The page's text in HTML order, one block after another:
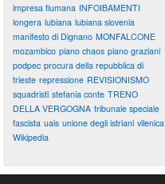
impresa fiumana INFOIBAMENTI
longera lubiana lubiana slovenia
manifesto di Dignano MONFALCONE
mozambico piano chaos piano graziani
podpec procura della repubblica di
trieste repressione REVISIONISMO
squadristi stefania conte TRENO
DELLA VERGOGNA tribunale speciale
fascista uais unione degli istriani vilenica
Wikipedia